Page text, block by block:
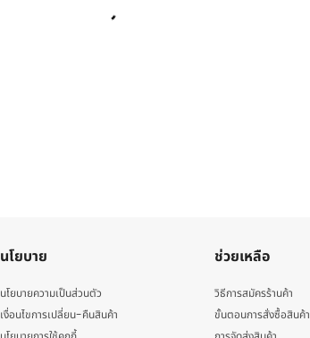
นโยบาย
นโยบายความเป็นส่วนตัว
เงื่อนไขการเปลี่ยน-คืนสินค้า
ช่วยเหลือ
วิธีการสมัครร้านค้า
ขั้นตอนการสั่งซื้อสินค้า